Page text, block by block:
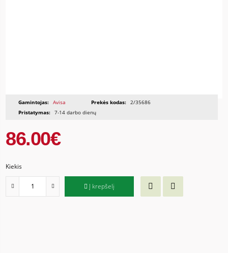
Gamintojas: Avisa Prekės kodas: 2/35686
Pristatymas: 7-14 darbo dienų
86.00€
Kiekis
Į krepšelį